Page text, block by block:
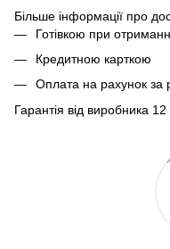
Більше інформації про
Готівкою при
Кредитною карткою
Оплата на рахунок за
Гарантія від виробника 12